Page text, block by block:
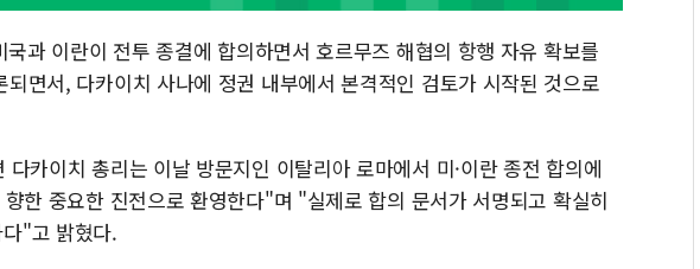
과 이란이 전투 종결에 합의하면서 호르무즈 해협의 항행 자유 확보를
면서, 다카이치 사나에 정권 내부에서 본격적인 검토가 시작된 것으로
카이치 총리는 이날 방문지인 이탈리아 로마에서 미·이란 종전 합의에
한 중요한 진전으로 환영한다"며 "실제로 합의 문서가 서명되고 확실히
"고 밝혔다.